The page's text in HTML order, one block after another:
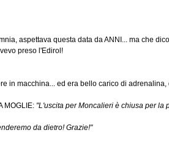
aspettava questa data da ANNI... ma che
preso l'Edirol!
in macchina... ed era bello carico di adrenalina,
MOGLIE: "L'uscita per Moncalieri è chiusa per la
da dietro! Grazie!"